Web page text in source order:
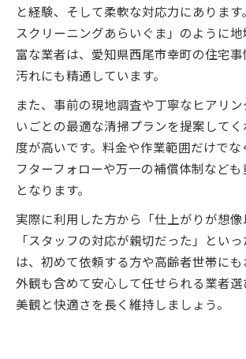
と経験、そして柔軟な対応力にありま
スクリーニングあらいぐま」のように
富な業者は、愛知県西尾市幸町の住宅
汚れにも精通しています。
また、事前の現地調査や丁寧なヒアリ
いごとの最適な清掃プランを提案して
度が高いです。料金や作業範囲だけで
フターフォローや万一の補償体制など
となります。
実際に利用した方から「仕上がりが想像
「スタッフの対応が親切だった」とい
は、初めて依頼する方や高齢者世帯にも
外観も含めて安心して任せられる業者
美観と快適さを長く維持しましょう。